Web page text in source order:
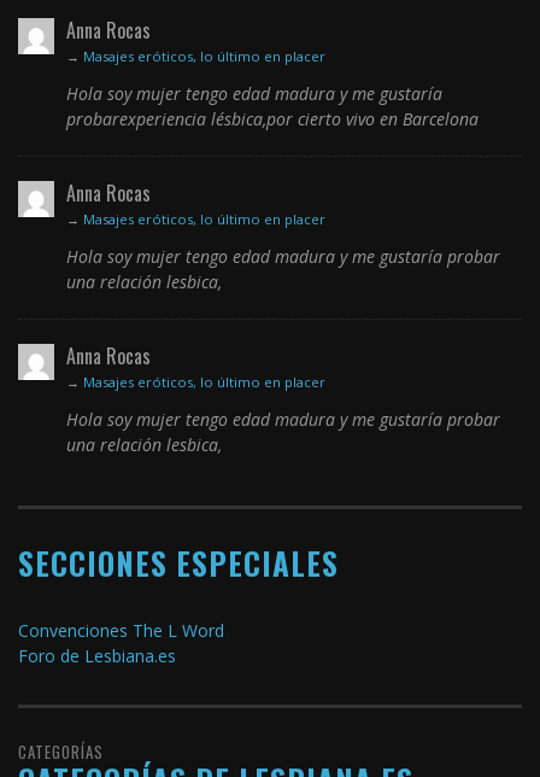
Anna Rocas
→ Masajes eróticos, lo último en placer
Hola soy mujer tengo edad madura y me gustaría
probarexperiencia lésbica,por cierto vivo en Barcelona
Anna Rocas
→ Masajes eróticos, lo último en placer
Hola soy mujer tengo edad madura y me gustaría probar
una relación lesbica,
Anna Rocas
→ Masajes eróticos, lo último en placer
Hola soy mujer tengo edad madura y me gustaría probar
una relación lesbica,
SECCIONES ESPECIALES
Convenciones The L Word
Foro de Lesbiana.es
CATEGORÍAS